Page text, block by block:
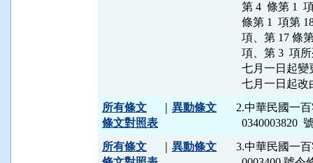
第 4  條第 1
條第 1  項第
項、第 17 條
項、第 3
七月一日起
所有條文
異動條文
條文對照表
2.中華民國一
所有條文
異動條文
3.中華民國一